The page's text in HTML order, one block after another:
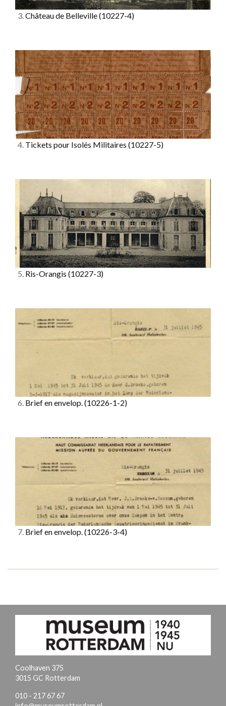
3.Château de Belleville(10227-4)
4. Tickets pour Isolés Militaires (10227-5)
5. Ris-Orangis (10227-3)
6. Brief en envelop.(10226-1-2)
7. Brief en envelop.(10226-3-4)
Coolhaven 375
3015 GC Rotterdam
010 - 217 67 67